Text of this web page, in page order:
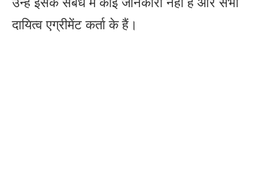
दायित्व एग्रीमेंट कर्ता के हैं।